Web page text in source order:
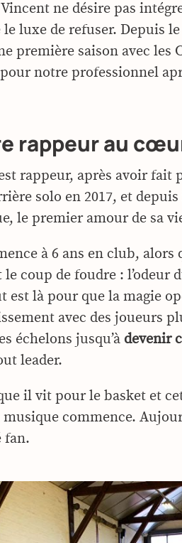
ne désire pas
le luxe de refuser. Depuis
première saison avec les
notre professionnel
rappeur au
est rappeur, après avoir fait
solo en 2017, et
le premier amour de sa
à 6 ans en club, alors
le coup de foudre :
est là pour que la magie
avec des joueurs
échelons jusqu’à devenir
leader.
il vit pour le basket et
commence.
fan.